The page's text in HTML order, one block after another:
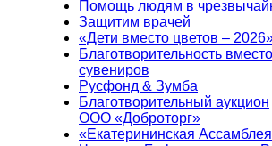
Помощь людям в
Защитим врачей
«Дети вместо цветов –
Благотворительность
сувениров
Русфонд & Зумба
Благотворительный аукцион
ООО «Доброторг»
«Екатерининская